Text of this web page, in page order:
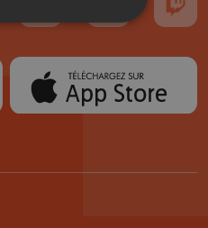
Suivez-nous sur YouTube
Suivez-nous